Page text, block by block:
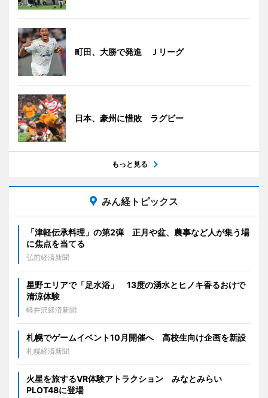
町田、大勝で発進 Ｊリーグ
日本、豪州に惜敗 ラグビー
もっと見る
みん経トピックス
「津軽伝承料理」の第2弾 正月や盆、農事など人が集う場
に焦点を当てる
弘前経済新聞
星野エリアで「足水浴」 13度の湧水とヒノキ香るおけで
清涼体験
軽井沢経済新聞
札幌でゲームイベント10月開催へ 高校生向け企画を新設
札幌経済新聞
火星を旅するVR体験アトラクション みなとみらい
PLOT48に登場